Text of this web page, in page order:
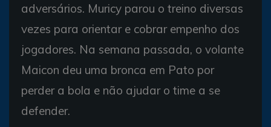
adversários. Muricy parou o treino diversas
vezes para orientar e cobrar empenho dos
jogadores. Na semana passada, o volante
Maicon deu uma bronca em Pato por
perder a bola e não ajudar o time a se
defender.